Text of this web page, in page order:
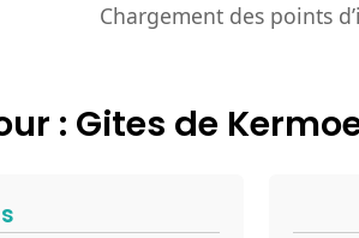
Chargement des points
: Gites de